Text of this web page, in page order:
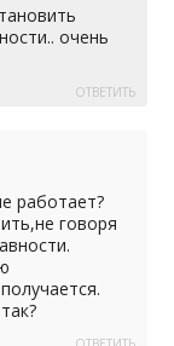
очень
ОТВЕТИТЬ
работает?
говоря